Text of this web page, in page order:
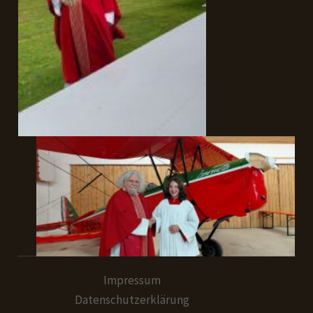
Impressum
Datenschutzerklärung